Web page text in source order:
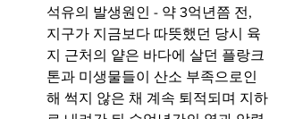
석유의 발생원인 - 약 3억년쯤 전,
지구가 지금보다 따뜻했던 당시 육
지 근처의 얕은 바다에 살던 플랑크
톤과 미생물들이 산소 부족으로인
해 썩지 않은 채 계속 퇴적되며 지하